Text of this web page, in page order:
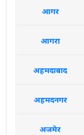
आगर
आगरा
अहमदाबाद
अहमदनगर
अजमेर